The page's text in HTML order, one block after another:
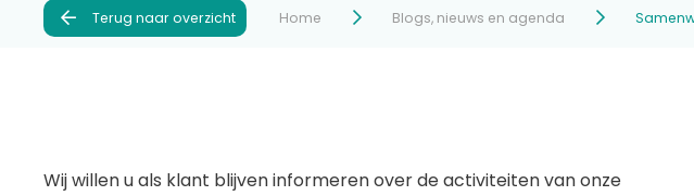
Terug naar overzicht Home Blogs, nieuws en agenda
Wij willen u als klant blijven informeren over de activiteiten van onze